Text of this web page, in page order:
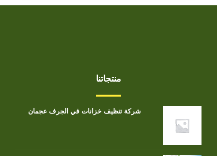
منتجاتنا
شركة تنظيف خزانات في الجرف عجمان